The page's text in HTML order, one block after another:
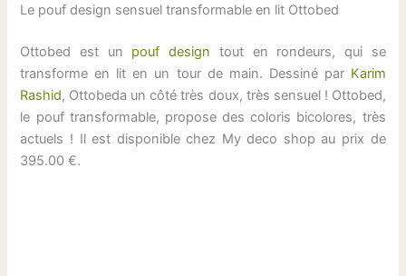
Le pouf design sensuel transformable en lit Ottobed
Ottobed est un pouf design tout en rondeurs, qui se
transforme en lit en un tour de main. Dessiné par Karim
Rashid, Ottobeda un côté très doux, très sensuel ! Ottobed,
le pouf transformable, propose des coloris bicolores, très
actuels ! Il est disponible chez My deco shop au prix de
395.00 €.